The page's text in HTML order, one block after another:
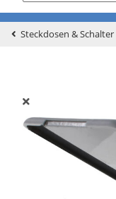
Steckdosen & Schalter